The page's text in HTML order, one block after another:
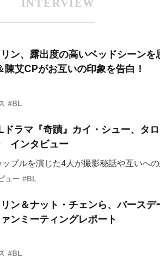
INTERVIEW
ン、露出度の高いベッドシーン
陳艾CPがお互いの印象を告白！
#BL
ドラマ『奇蹟』カイ・シュー、タ
インタビュー
プルを演じた4人が撮影秘話や互いへの
ュー #BL
ン＆ナット・チェンら、バース
ンミーティングレポート
#BL